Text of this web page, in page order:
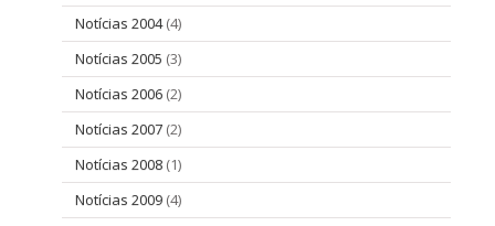
Notícias 2004(4)
Notícias 2005 (3)
Notícias 2006 (2)
Notícias 2007 (2)
Notícias 2008 (1)
Notícias 2009 (4)